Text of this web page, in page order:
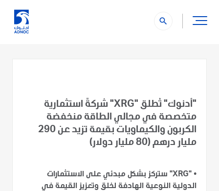
search
"أدنوك" تُطلق "XRG" شركةً استثمارية
متخصصة في مجالي الطاقة منخفضة
الكربون والكيماويات بقيمة تزيد عن 290
مليار درهم (80 مليار دولار)
•
"XRG" ستركز بشكل مبدئي على الاستثمارات
الدولية النوعية الهادفة لخلق وتعزيز القيمة في